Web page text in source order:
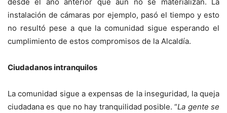
instalación de cámaras por ejemplo, pasó el tiempo y esto
no resultó pese a que la comunidad sigue esperando el
cumplimiento de estos compromisos de la Alcaldía.
Ciudadanos intranquilos
La comunidad sigue a expensas de la inseguridad, la queja
ciudadana es que no hay tranquilidad posible. “La gente se